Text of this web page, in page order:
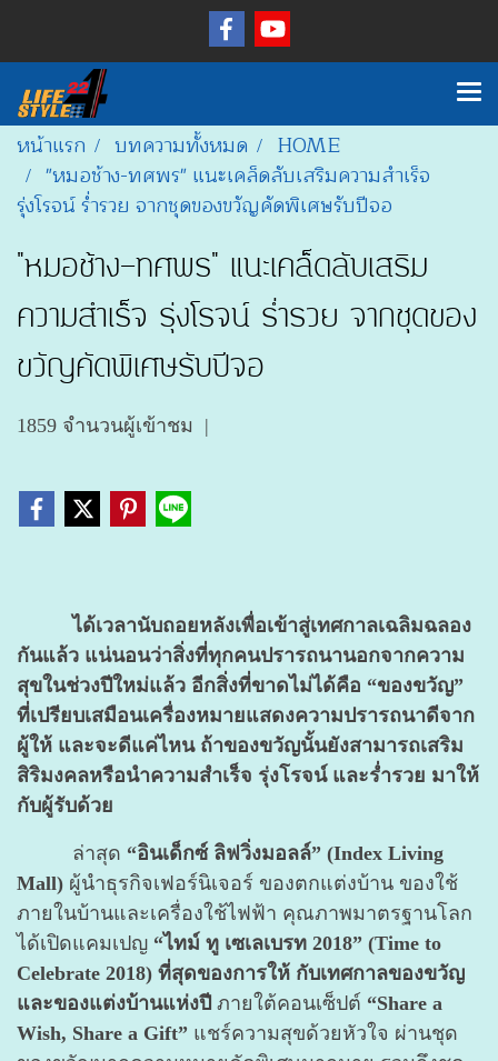
หน้าแรก บทความทั้งหมด
HOME
"หมอช้าง-ทศพร" แนะเคล็ดลับเสริมความสำเร็จ
รุ่งโรจน์ ร่ำรวย จากชุดของขวัญคัดพิเศษรับปีจอ
"หมอช้าง-ทศพร" แนะเคล็ดลับเสริม
ความสำเร็จ รุ่งโรจน์ ร่ำรวย จากชุดของ
ขวัญคัดพิเศษรับปีจอ
1859 จำนวนผู้เข้าชม |
ได้เวลานับถอยหลังเพื่อเข้าสู่เทศกาลเฉลิมฉลอง
กันแล้ว แน่นอนว่าสิ่งที่ทุกคนปรารถนานอกจากความ
สุขในช่วงปีใหม่แล้ว อีกสิ่งที่ขาดไม่ได้คือ “ของขวัญ”
ที่เปรียบเสมือนเครื่องหมายแสดงความปรารถนาดีจาก
ผู้ให้ และจะดีแค่ไหน ถ้าของขวัญนั้นยังสามารถเสริม
สิริมงคลหรือนำความสำเร็จ รุ่งโรจน์ และร่ำรวย มาให้
กับผู้รับด้วย
ล่าสุด “อินเด็กซ์ ลิฟวิ่งมอลล์” (Index Living
Mall) ผู้นำธุรกิจเฟอร์นิเจอร์ ของตกแต่งบ้าน ของใช้
ภายในบ้านและเครื่องใช้ไฟฟ้า คุณภาพมาตรฐานโลก
ได้เปิดแคมเปญ “ไทม์ ทู เซเลเบรท 2018” (Time to
Celebrate 2018) ที่สุดของการให้ กับเทศกาลของขวัญ
และของแต่งบ้านแห่งปี ภายใต้คอนเซ็ปต์ “Share a
Wish, Share a Gift” แชร์ความสุขด้วยหัวใจ ผ่านชุด